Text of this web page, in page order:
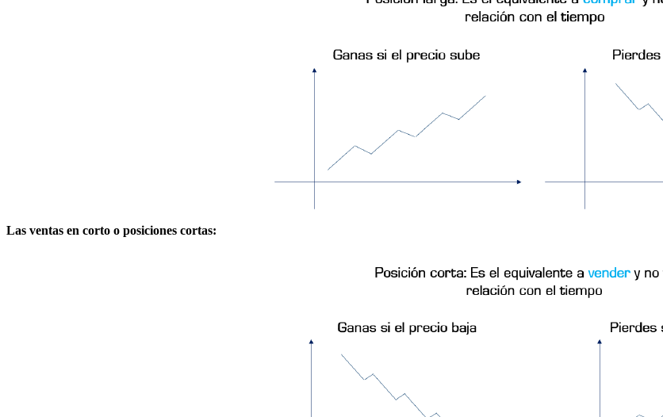
Las ventas en corto o posiciones cortas: